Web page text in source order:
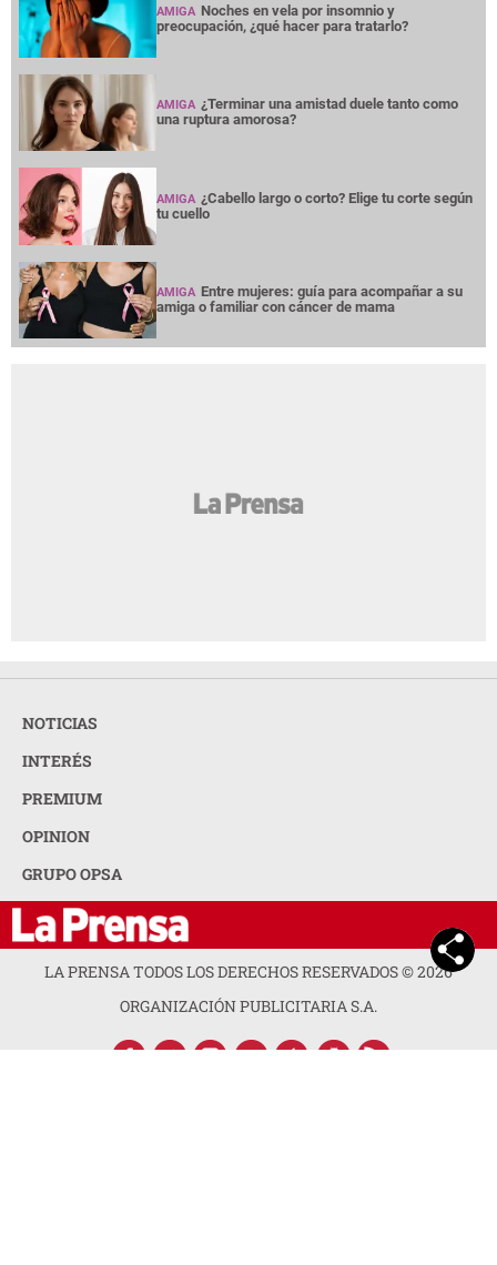
AMIGA Noches en vela por insomnio y
preocupación, ¿qué hacer para tratarlo?
AMIGA ¿Terminar una amistad duele tanto como
una ruptura amorosa?
AMIGA ¿Cabello largo o corto? Elige tu corte según
tu cuello
AMIGA Entre mujeres: guía para acompañar a su
amiga o familiar con cáncer de mama
NOTICIAS
INTERÉS
PREMIUM
OPINION
GRUPO OPSA
LA PRENSA TODOS LOS DERECHOS RESERVADOS ©2026
ORGANIZACIÓN PUBLICITARIA S.A.